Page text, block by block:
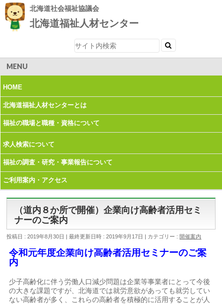
北海道社会福祉協議会
北海道福祉人材センター
MENU
HOME
北海道福祉人材センターとは
福祉の職場と職種・ 資格について
求人検索について
福祉の調査・研究・ 事業報告について
ご利用案内・ アクセス
（道内８か所で開催）企業向け高齢者活用セミ
ナーのご案内
投稿日 : 2019年8月30日 最終更新日時 : 2019年9月17日 カテゴリー : 開催案内
令和元年度企業向け高齢者活用セミナーのご案
内
少子高齢化に伴う労働人口減少問題は企業等事業者にとって今後
の大きな課題ですが、北海道では就労意欲があっても就労してい
ない高齢者が多く、これらの高齢者を積極的に活用することが人